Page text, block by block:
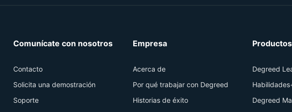
Comunícate con nosotros
Contacto
Solicita una demostración
Soporte
Empresa
Acerca de
Por qué trabajar con Degreed
Historias de éxito
Productos
Degreed
Degreed